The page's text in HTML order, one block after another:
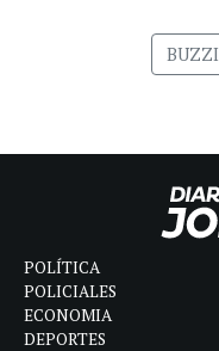
BUZZI
POLÍTICA
POLICIALES
ECONOMIA
DEPORTES